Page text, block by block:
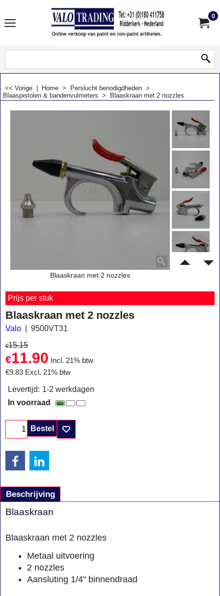
0
<< Vorige Home > Perslucht benodigdheden >
Blaaspistolen & bandenvulmeters > Blaaskraan met 2 nozzles
Blaaskraan met 2 nozzles
Prijs per stuk
Blaaskraan met 2 nozzles
Valo 9500VT31
€15.15
€11.90
Incl. 21% btw
€9.83 Excl. 21% btw
Levertijd: 1-2 werkdagen
In voorraad
Bestel
Beschrijving
Blaaskraan
Blaaskraan met 2 nozzles
Metaal uitvoering
2 nozzles
Aansluting 1/4" binnendraad